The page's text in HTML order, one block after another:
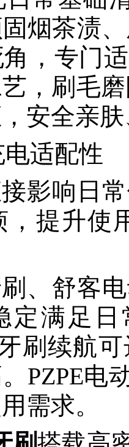
烟茶渍
，专门
，刷毛
安全亲
适配性
影响日
，提升使
、舒客
定满足
刷续航
PZPE电
需求。